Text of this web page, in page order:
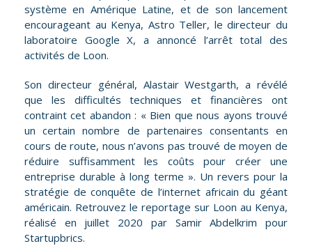
système en Amérique Latine, et de son lancement
encourageant au Kenya, Astro Teller, le directeur du
laboratoire Google X, a annoncé l’arrêt total des
activités de Loon.
Son directeur général, Alastair Westgarth, a révélé
que les difficultés techniques et financières ont
contraint cet abandon : « Bien que nous ayons trouvé
un certain nombre de partenaires consentants en
cours de route, nous n’avons pas trouvé de moyen de
réduire suffisamment les coûts pour créer une
entreprise durable à long terme ». Un revers pour la
stratégie de conquête de l’internet africain du géant
américain. Retrouvez le reportage sur Loon au Kenya,
réalisé en juillet 2020 par Samir Abdelkrim pour
Startupbrics.